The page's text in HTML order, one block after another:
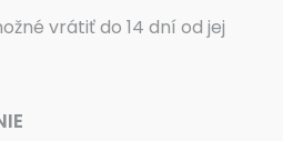
vrátiť do 14 dní od jej